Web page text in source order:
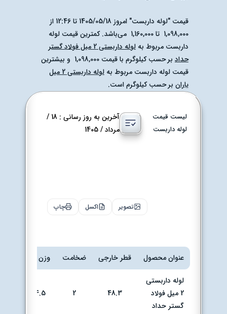
قیمت "لوله داربست" امروز 1405/05/18 تا12:46 از
1,098,000 تا1,160,000 می‌باشد.کمترین قیمت لوله
داربست مربوط به
لوله داربستی 2 میل فولاد گستر
حدادبر حسب کیلوگرم با قیمت1,098,000 و بیشترین
قیمت لوله داربست مربوط به
لوله داربستی 2 میل
یاران بر حسب کیلوگرم است.
لیست قیمت
لوله داربست
آخرین به روز رسانی : 18 /
مرداد / 1405
تصویر اکسل چاپ
عنوان محصول قطر خارجی ضخامت وزن kg
لوله داربستی
2 میل فولاد
گستر حداد
48.3
2
14.5